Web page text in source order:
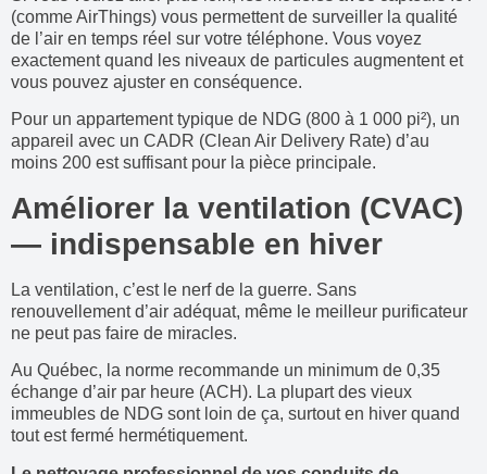
(comme AirThings) vous permettent de surveiller la qualité
de l’air en temps réel sur votre téléphone. Vous voyez
exactement quand les niveaux de particules augmentent et
vous pouvez ajuster en conséquence.
Pour un appartement typique de NDG (800 à 1 000 pi²), un
appareil avec un CADR (Clean Air Delivery Rate) d’au
moins 200 est suffisant pour la pièce principale.
Améliorer la ventilation (CVAC)
— indispensable en hiver
La ventilation, c’est le nerf de la guerre. Sans
renouvellement d’air adéquat, même le meilleur purificateur
ne peut pas faire de miracles.
Au Québec, la norme recommande un minimum de 0,35
échange d’air par heure (ACH). La plupart des vieux
immeubles de NDG sont loin de ça, surtout en hiver quand
tout est fermé hermétiquement.